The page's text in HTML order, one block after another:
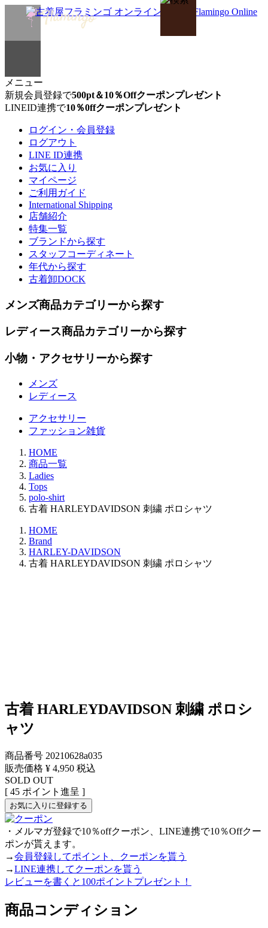
メニュー
新規会員登録で500pt＆10％Offクーポンプレゼント
LINEID連携で10％0ffクーポンプレゼント
ログイン・会員登録
ログアウト
LINE ID連携
お気に入り
マイページ
ご利用ガイド
International Shipping
店舗紹介
特集一覧
ブランドから探す
スタッフコーディネート
年代から探す
古着卸DOCK
メンズ商品カテゴリーから探す
レディース商品カテゴリーから探す
小物・アクセサリーから探す
メンズ
レディース
アクセサリー
ファッション雑貨
HOME
商品一覧
Ladies
Tops
polo-shirt
古着 HARLEYDAVIDSON 刺繍 ポロシャツ
HOME
Brand
HARLEY-DAVIDSON
古着 HARLEYDAVIDSON 刺繍 ポロシャツ
古着 HARLEYDAVIDSON 刺繍 ポロシ
ャツ
商品番号 20210628a035
販売価格 ¥ 4,950 税込
SOLD OUT
[ 45 ポイント進呈 ]
お気に入りに登録する
・メルマガ登録で10％offクーポン、LINE連携で10％Offクー
ポンが貰えます。
→会員登録してポイント、クーポンを貰う
→LINE連携してクーポンを貰う
レビューを書くと100ポイントプレゼント！
商品コンディション